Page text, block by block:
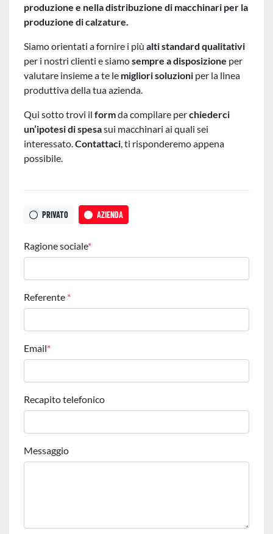
produzione e nella distribuzione di macchinari per la
produzione di calzature.
Siamo orientati a fornire i più alti standard qualitativi
per i nostri clienti e siamosempre a disposizione per
valutare insieme a te le migliori soluzioni per la linea
produttiva della tua azienda.
Qui sotto trovi il formda compilare perchiederci
un’ipotesi di spesasui macchinari ai quali sei
interessato.Contattaci, ti risponderemo appena
possibile.
PRIVATO AZIENDA
Ragione sociale*
Referente *
Email*
Recapito telefonico
Messaggio